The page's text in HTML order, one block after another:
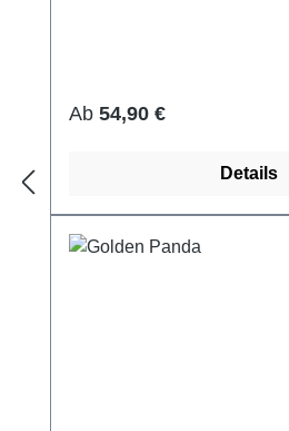
Regulärer Preis:
Ab 54,90 €
Details